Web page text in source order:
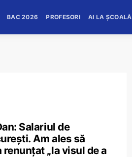
BAC 2026 PROFESORI AI LA ȘCOALĂ
Salariul de
Am ales să
„la visul de a